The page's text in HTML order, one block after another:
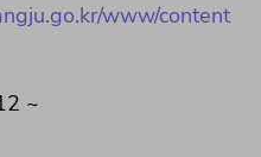
www/content
~